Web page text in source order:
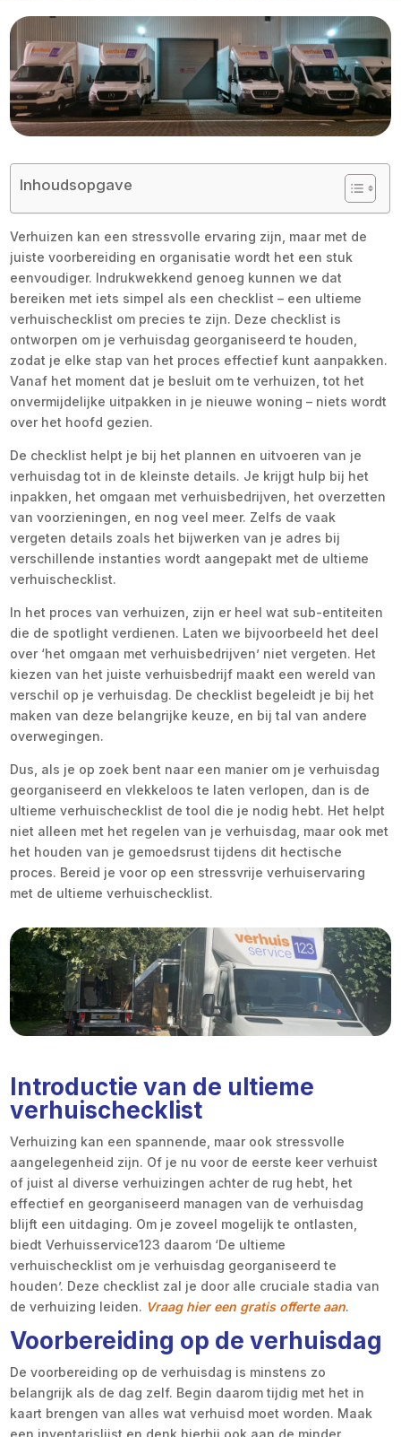
Inhoudsopgave
Verhuizen kan een stressvolle ervaring zijn, maar met de
juiste voorbereiding en organisatie wordt het een stuk
eenvoudiger. Indrukwekkend genoeg kunnen we dat
bereiken met iets simpel als een checklist – een ultieme
verhuischecklist om precies te zijn. Deze checklist is
ontworpen om je verhuisdag georganiseerd te houden,
zodat je elke stap van het proces effectief kunt aanpakken.
Vanaf het moment dat je besluit om te verhuizen, tot het
onvermijdelijke uitpakken in je nieuwe woning – niets wordt
over het hoofd gezien.
De checklist helpt je bij het plannen en uitvoeren van je
verhuisdag tot in de kleinste details. Je krijgt hulp bij het
inpakken, het omgaan met verhuisbedrijven, het overzetten
van voorzieningen, en nog veel meer. Zelfs de vaak
vergeten details zoals het bijwerken van je adres bij
verschillende instanties wordt aangepakt met de ultieme
verhuischecklist.
In het proces van verhuizen, zijn er heel wat sub-entiteiten
die de spotlight verdienen. Laten we bijvoorbeeld het deel
over ‘het omgaan met verhuisbedrijven’ niet vergeten. Het
kiezen van het juiste verhuisbedrijf maakt een wereld van
verschil op je verhuisdag. De checklist begeleidt je bij het
maken van deze belangrijke keuze, en bij tal van andere
overwegingen.
Dus, als je op zoek bent naar een manier om je verhuisdag
georganiseerd en vlekkeloos te laten verlopen, dan is de
ultieme verhuischecklist de tool die je nodig hebt. Het helpt
niet alleen met het regelen van je verhuisdag, maar ook met
het houden van je gemoedsrust tijdens dit hectische
proces. Bereid je voor op een stressvrije verhuiservaring
met de ultieme verhuischecklist.
Introductie van de ultieme
verhuischecklist
Verhuizing kan een spannende, maar ook stressvolle
aangelegenheid zijn. Of je nu voor de eerste keer verhuist
of juist al diverse verhuizingen achter de rug hebt, het
effectief en georganiseerd managen van de verhuisdag
blijft een uitdaging. Om je zoveel mogelijk te ontlasten,
biedt Verhuisservice123 daarom ‘De ultieme
verhuischecklist om je verhuisdag georganiseerd te
houden’. Deze checklist zal je door alle cruciale stadia van
de verhuizing leiden. Vraag hier een gratis offerte aan.
Voorbereiding op de verhuisdag
De voorbereiding op de verhuisdag is minstens zo
belangrijk als de dag zelf. Begin daarom tijdig met het in
kaart brengen van alles wat verhuisd moet worden. Maak